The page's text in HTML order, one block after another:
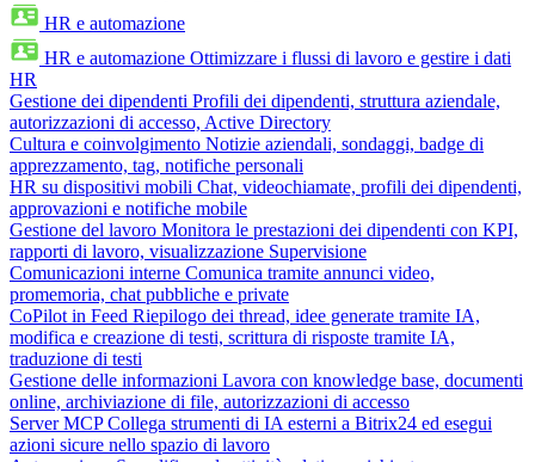
HR e automazione
HR e automazione Ottimizzare i flussi di lavoro e gestire i dati
HR
Gestione dei dipendenti Profili dei dipendenti, struttura aziendale,
autorizzazioni di accesso, Active Directory
Cultura e coinvolgimento Notizie aziendali, sondaggi, badge di
apprezzamento, tag, notifiche personali
HR su dispositivi mobili Chat, videochiamate, profili dei dipendenti,
approvazioni e notifiche mobile
Gestione del lavoro Monitora le prestazioni dei dipendenti con KPI,
rapporti di lavoro, visualizzazione Supervisione
Comunicazioni interne Comunica tramite annunci video,
promemoria, chat pubbliche e private
CoPilot in Feed Riepilogo dei thread, idee generate tramite IA,
modifica e creazione di testi, scrittura di risposte tramite IA,
traduzione di testi
Gestione delle informazioni Lavora con knowledge base, documenti
online, archiviazione di file, autorizzazioni di accesso
Server MCP Collega strumenti di IA esterni a Bitrix24 ed esegui
azioni sicure nello spazio di lavoro